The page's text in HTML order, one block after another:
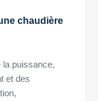
chaudière
la puissance,
et des